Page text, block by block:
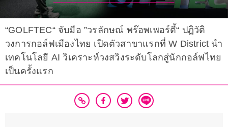
“GOLFTEC“ จับมือ ”วรลักษณ์ พร๊อพเพอร์ตี้“ ปฏิวัติ
วงการกอล์ฟเมืองไทย เปิดตัวสาขาแรกที่ W District นำ
เทคโนโลยี AI วิเคราะห์วงสวิงระดับโลกสู่นักกอล์ฟไทย
เป็นครั้งแรก